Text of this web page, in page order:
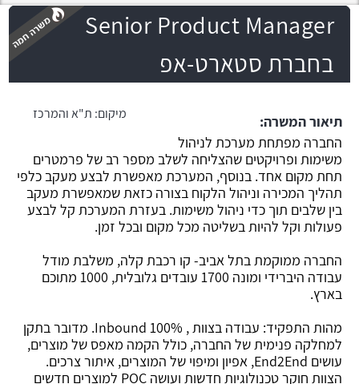
Senior Product Manager
בחברת סטארט-אפ
מיקום: ת"א והמרכז
תיאור המשרה:
החברה מפתחת מערכת לניהול
משימות ופרויקטים שהצליחה לשלב מספר רב של פרמטרים
תחת מקום אחד. בנוסף, המערכת מאפשרת לבצע מעקב כלפי
תהליך המכירה וניהול הלקוח בצורה כזאת שמאפשרת מעקב
בין שלבים תוך כדי ניהול משימות. בעזרת המערכת קל לבצע
פעולות וקל להיות בשליטה מכל מקום ובכל זמן.
החברה ממוקמת בתל אביב- קו רכבת קלה, משלבת מודל
עבודה היברידי ומונה 1700 עובדים גלובלית, 1000 מתוכם
בארץ.
מהות התפקיד: עבודה בצוות , 100% Inbound. מדובר בתקן
למחלקה פנימית של החברה, כולל הקמה מאפס של מוצרים,
עושים End2End, אפיון ומיפוי של המוצרים, איתור צרכים.
הצוות חוקר טכנולוגיות חדשות ועושה POC למוצרים חדשים